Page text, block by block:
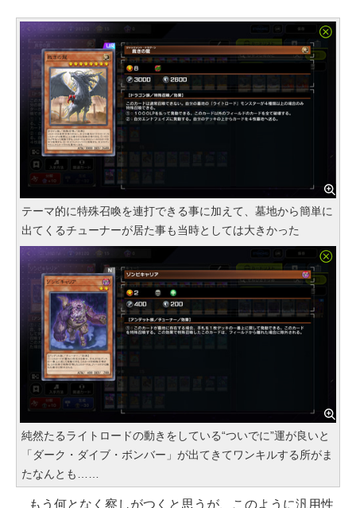
テーマ的に特殊召喚を連打できる事に加えて、墓地から簡単に
出てくるチューナーが居た事も当時としては大きかった
純然たるライトロードの動きをしている“ついでに”運が良いと
「ダーク・ダイブ・ボンバー」が出てきてワンキルする所がま
たなんとも……
もう何となく察しがつくと思うが、このように汎用性